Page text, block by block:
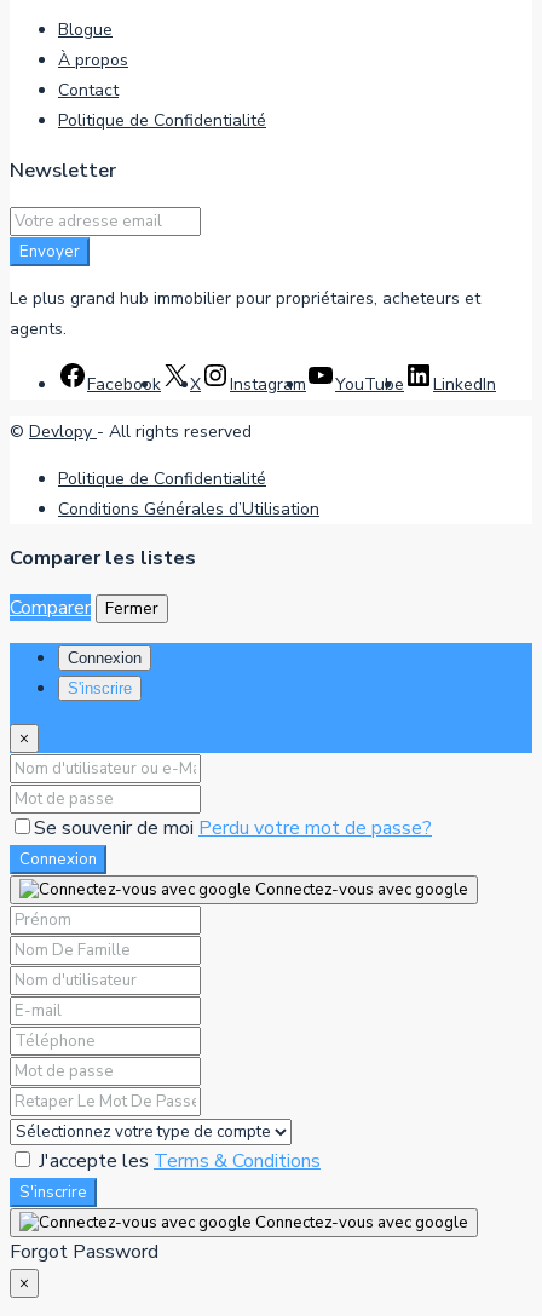
Blogue
À propos
Contact
Politique de Confidentialité
Newsletter
Envoyer
Le plus grand hub immobilier pour propriétaires, acheteurs et
agents.
Facebook X Instagram YouTube LinkedIn
© Devlopy - All rights reserved
Politique de Confidentialité
Conditions Générales d’Utilisation
Comparer les listes
Comparer
Fermer
Connexion
S'inscrire
×
Se souvenir de moi Perdu votre mot de passe?
Connexion
Connectez-vous avec google
J'accepte les Terms & Conditions
S'inscrire
Connectez-vous avec google
Forgot Password
×